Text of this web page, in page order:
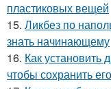
пластиковых вещей
15. Ликбез по
знать начинающему
16. Как установить
чтобы сохранить